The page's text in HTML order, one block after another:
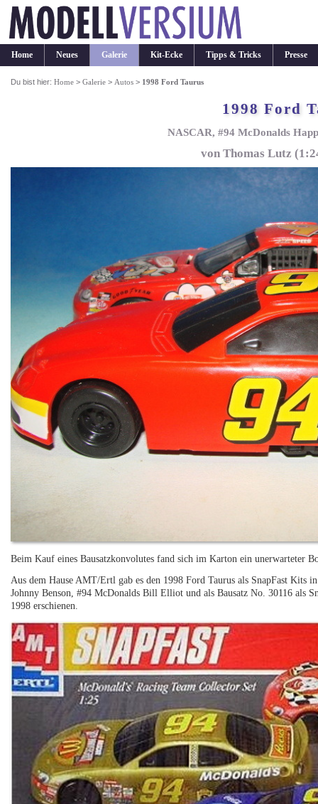
Home Neues Galerie Kit-Ecke Tipps & Tricks Presse
Du bist hier:Home >Galerie > Autos > 1998 Ford Taurus
1998 Ford
NASCAR, #94 McDonalds
von Thomas Lutz
Beim Kauf eines Bausatzkonvolutes fand sich im Karton ein unerwarteter
Aus dem Hause AMT/Ertl gab es den 1998 Ford Taurus als SnapFast Kits
Johnny Benson, #94 McDonalds Bill Elliot und als Bausatz No. 30116 als
1998 erschienen.